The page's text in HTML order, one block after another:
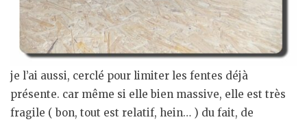
je l’ai aussi, cerclé pour limiter les fentes déjà
présente. car même si elle bien massive, elle est très
fragile ( bon, tout est relatif, hein… ) du fait, de